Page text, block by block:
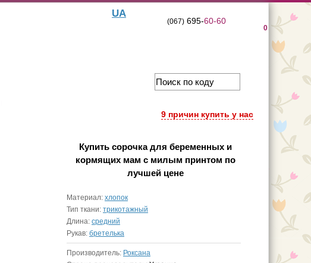
UA
0
(067)695-60-60
9 причин купить у нас
Купить сорочка для беременных и
кормящих мам с милым принтом по
лучшей цене
Материал: хлопок
Тип ткани: трикотажный
Длина: средний
Рукав: бретелька
Производитель: Роксана